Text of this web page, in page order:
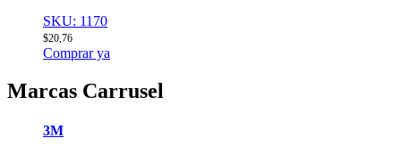
SKU: 1170
$20,76
Comprar ya
Marcas Carrusel
3M